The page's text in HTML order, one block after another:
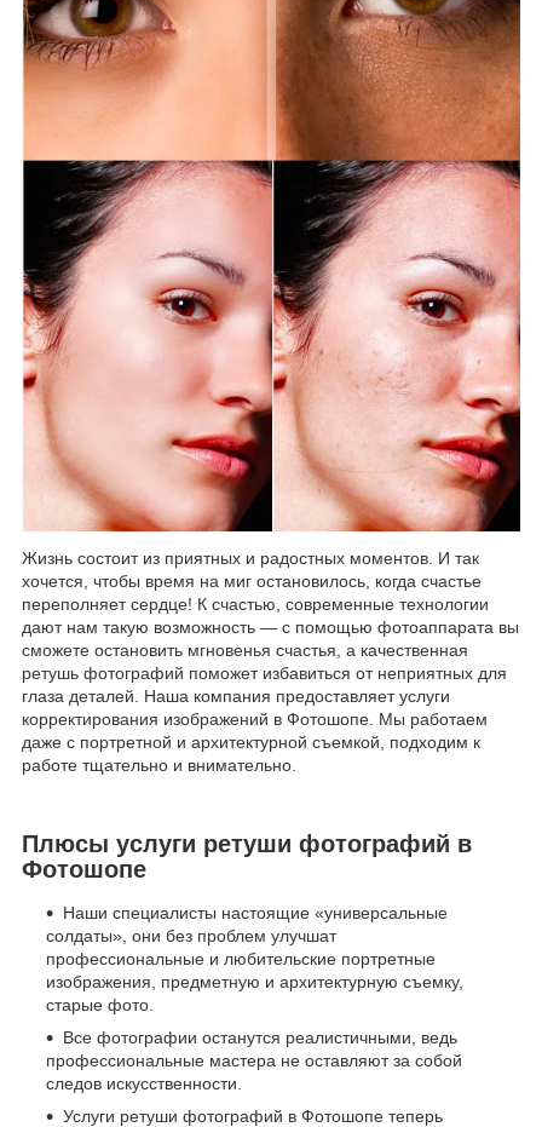
Жизнь состоит из приятных и радостных моментов. И так
хочется, чтобы время на миг остановилось, когда счастье
переполняет сердце! К счастью, современные технологии
дают нам такую возможность — с помощью фотоаппарата вы
сможете остановить мгновенья счастья, а качественная
ретушь фотографий поможет избавиться от неприятных для
глаза деталей. Наша компания предоставляет услуги
корректирования изображений в Фотошопе. Мы работаем
даже с портретной и архитектурной съемкой, подходим к
работе тщательно и внимательно.
Плюсы услуги ретуши фотографий в
Фотошопе
Наши специалисты настоящие «универсальные
солдаты», они без проблем улучшат
профессиональные и любительские портретные
изображения, предметную и архитектурную съемку,
старые фото.
Все фотографии останутся реалистичными, ведь
профессиональные мастера не оставляют за собой
следов искусственности.
Услуги ретуши фотографий в Фотошопе теперь